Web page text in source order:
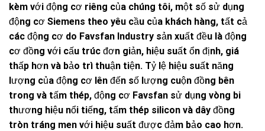
kèm với động cơ riêng của chúng tôi, một số sử dụng
động cơ Siemens theo yêu cầu của khách hàng, tất cả
các động cơ do Favsfan Industry sản xuất đều là động
cơ đồng với cấu trúc đơn giản, hiệu suất ổn định, giá
thấp hơn và bảo trì thuận tiện. Tỷ lệ hiệu suất năng
lượng của động cơ lên ​​đến số lượng cuộn đồng bên
trong và tấm thép, động cơ Favsfan sử dụng vòng bi
thương hiệu nổi tiếng, tấm thép silicon và dây đồng
tròn tráng men với hiệu suất được đảm bảo cao hơn.